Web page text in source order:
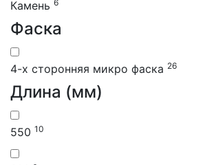
Камень 6
Фаска
4-х сторонняя микро фаска 26
Длина (мм)
550 10